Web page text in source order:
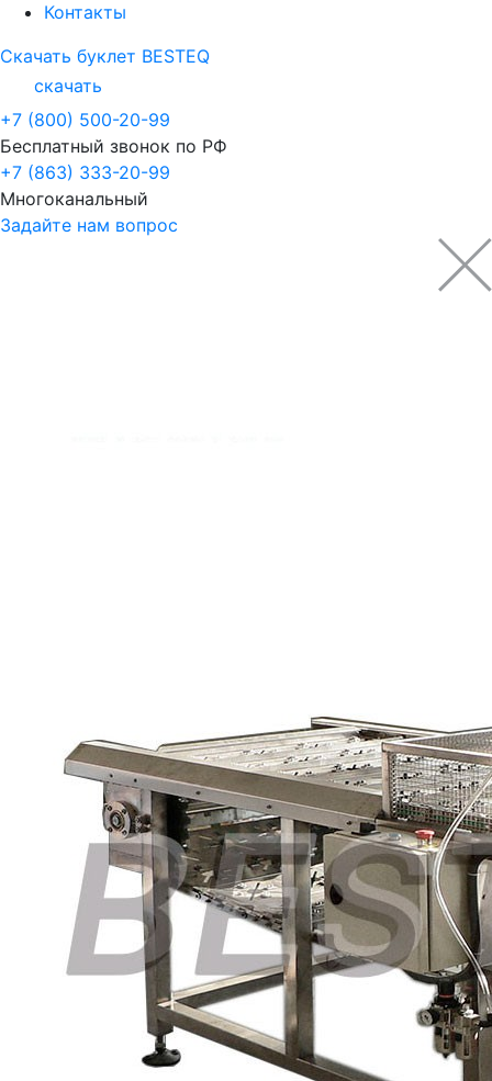
Контакты
Скачать буклет BESTEQ
скачать
+7 (800) 500-20-99
Бесплатный звонок по РФ
+7 (863) 333-20-99
Многоканальный
Задайте нам вопрос